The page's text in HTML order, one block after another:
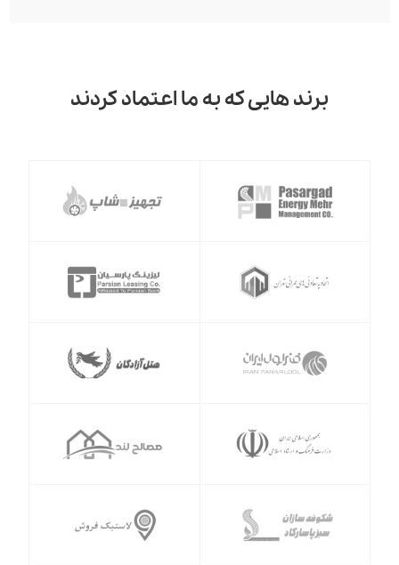
برند هایی که به ما اعتماد کردند